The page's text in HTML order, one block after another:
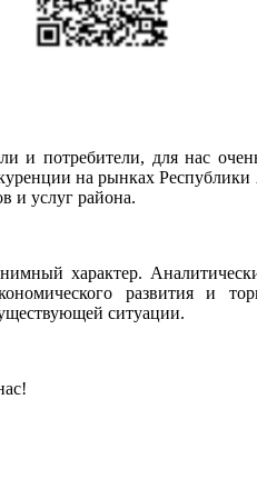
и потребители, для нас
на рынках
и услуг района.
характер.
развития и
ситуации.